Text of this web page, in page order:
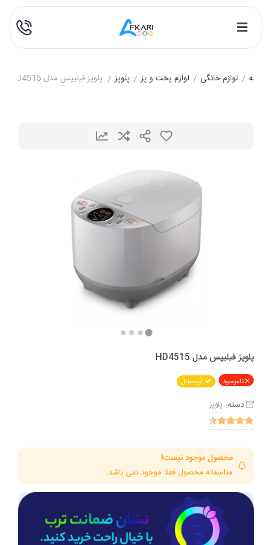
خانه / لوازم خانگی / لوازم پخت و پز / پلوپز / پلوپز فیلیپس مدل HD4515
پلوپز فیلیپس مدل HD4515
ناموجود اورجینال
دسته: پلوپز
محصول موجود نیست!
متاسفانه محصول فعلا موجود نمی باشد.